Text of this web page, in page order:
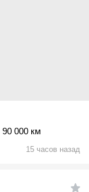
90 000 км
15 часов назад